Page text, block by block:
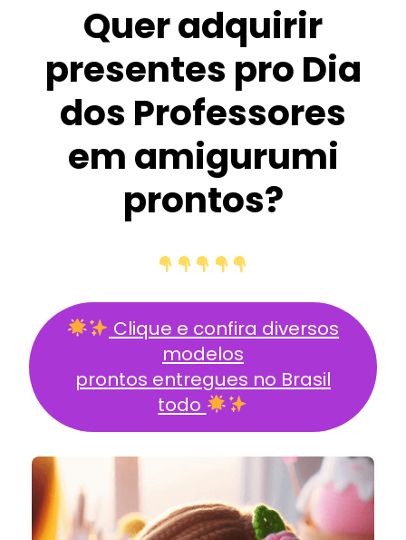
Quer adquirir
presentes pro Dia
dos Professores
em amigurumi
prontos?
Clique e confira diversos
modelos
prontos entregues no Brasil
todo